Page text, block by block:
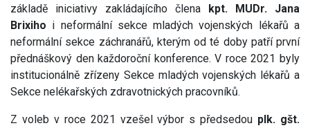
základě iniciativy zakládajícího člena
kpt. MUDr. Jana
Brixiho i neformální sekce mladých vojenských lékařů a
neformální sekce záchranářů, kterým od té doby patří první
přednáškový den každoroční konference. V roce 2021 byly
institucionálně zřízeny Sekce mladých vojenských lékařů a
Sekce nelékařských zdravotnických pracovníků.
Z voleb v roce 2021 vzešel výbor s předsedou plk. gšt.